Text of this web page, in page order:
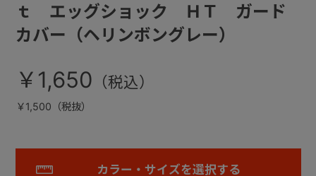
ｔ エッグショック ＨＴ ガード
カバー（ヘリンボングレー）
￥1,650
￥1,500（税抜）
カラー・サイズを選択する